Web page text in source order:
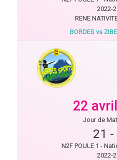
2022-
RENE
BORDES vs
22
Jour de
21 -
N2F POULE 1 -
2022-